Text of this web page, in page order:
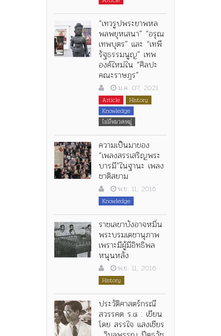
“เทวรูปพระยาพหล
พลพยุหเสนา” “อรุณ
เทพบุตร” และ “เทพี
รัฐธรรมนูญ” เทพ
องค์ใหม่ใน “ศิลปะ
คณะราษฎร”
ม.ค. 07, 2021
Article
History
Knowledge
ไม่มีหมวดหมู่
ความเป็นมาของ
“เพลงสรรเสริญพระ
บารมี”ในฐานะ เพลง
ชาติสยาม
พ.ย. 11, 2016
Knowledge
ราชเลขาบังอาจหมิ่น
พระบรมเดชานุภาพ
เพราะมีผู้มีอิทธิพล
หนุนหลัง
พ.ย. 11, 2016
History
ประวัติศาสตร์กรณี
สวรรคต ร.๘ : เขียน
โดย สรรใจ แสงเชียร